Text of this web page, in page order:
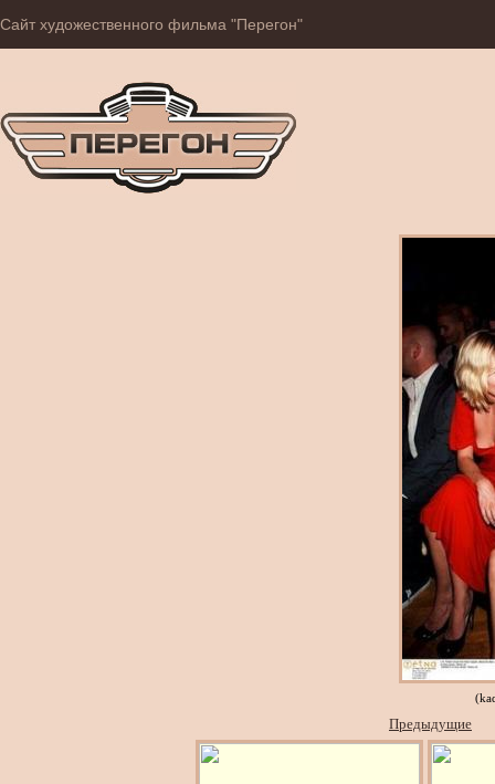
Сайт художественного фильма "Перегон"
Предыдущие